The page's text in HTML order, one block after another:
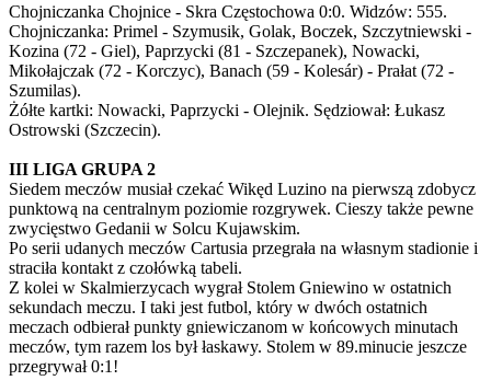
Chojniczanka Chojnice - Skra Częstochowa 0:0. Widzów: 555.
Chojniczanka: Primel - Szymusik, Golak, Boczek, Szczytniewski -
Kozina (72 - Giel), Paprzycki (81 - Szczepanek), Nowacki,
Mikołajczak (72 - Korczyc), Banach (59 - Kolesár) - Prałat (72 -
Szumilas).
Żółte kartki: Nowacki, Paprzycki - Olejnik. Sędziował: Łukasz
Ostrowski (Szczecin).
III LIGA GRUPA 2
Siedem meczów musiał czekać Wikęd Luzino na pierwszą zdobycz
punktową na centralnym poziomie rozgrywek. Cieszy także pewne
zwycięstwo Gedanii w Solcu Kujawskim.
Po serii udanych meczów Cartusia przegrała na własnym stadionie i
straciła kontakt z czołówką tabeli.
Z kolei w Skalmierzycach wygrał Stolem Gniewino w ostatnich
sekundach meczu. I taki jest futbol, który w dwóch ostatnich
meczach odbierał punkty gniewiczanom w końcowych minutach
meczów, tym razem los był łaskawy. Stolem w 89.minucie jeszcze
przegrywał 0:1!